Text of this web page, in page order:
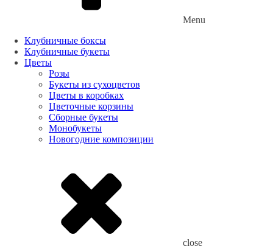
Menu
Клубничные боксы
Клубничные букеты
Цветы
Розы
Букеты из сухоцветов
Цветы в коробках
Цветочные корзины
Сборные букеты
Монобукеты
Новогодние композиции
close